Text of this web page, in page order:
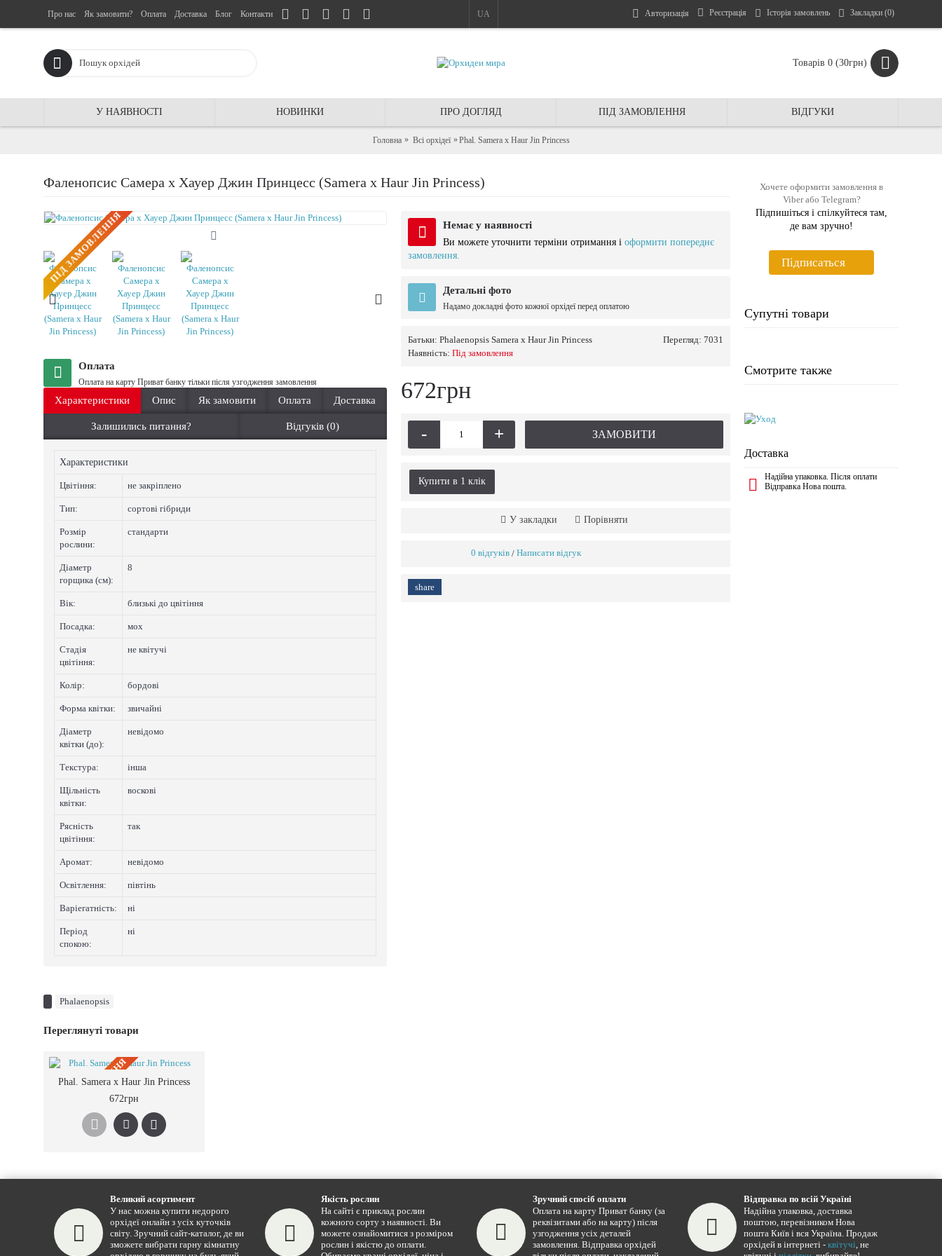
Про нас Як замовити? Оплата Доставка Блог Контакти UA Авторизація Реєстрація Історія замовлень Закладки (0)
Товарів 0 (30грн)
У НАЯВНОСТІ НОВИНКИ ПРО ДОГЛЯД ПІД ЗАМОВЛЕННЯ ВIДГУКИ
Головна Всі орхідеї Phal. Samera x Haur Jin Princess
Хочете оформити замовлення в
Viber або Telegram?
Підпишіться і спiлкуйтеся там,
де вам зручно!
Пiдписаться
Супутні товари
Смотрите также
Доставка
Надійна упаковка. Після оплати
Відправка Нова пошта.
Фаленопсис Самера x Хауер Джин Принцесс (Samera x Haur Jin Princess)
ПIД ЗАМОВЛЕННЯ
Оплата
Оплата на карту Приват банку тільки після узгодження замовлення
Характеристики Опис Як замовити Оплата Доставка
Залишились питання? Відгуків (0)
Характеристики
Цвiтiння: не закріплено
Тип: сортові гібриди
Розмір
рослини:
стандарти
Діаметр
горщика (см):
8
Вік: близькі до цвітіння
Посадка: мох
Стадія
цвітіння:
не квітучі
Колip: бордові
Форма квітки: звичайні
Діаметр
квітки (до):
невідомо
Текстура: інша
Щільність
квітки:
восковi
Рясність
цвітіння:
так
Аромат: невідомо
Освітлення: півтінь
Варіегатнicть: нi
Період
спокою:
нi
Немає у наявності
Ви можете уточнити терміни отримання і оформити попереднє
замовлення.
Детальні фото
Надамо докладні фото кожної орхідеї перед оплатою
Перегляд: 7031
Батьки: Phalaenopsis Samera x Haur Jin Princess
Наявність: Пiд замовлення
672грн
- + ЗАМОВИТИ
Купити в 1 клiк
У закладки Порівняти
0 відгуків / Написати відгук
share
Phalaenopsis
Переглянуті товари
ПIД ЗАМОВЛЕННЯ
Phal. Samera x Haur Jin Princess
672грн
Великий асортимент
У нас можна купити недорого
орхідеї онлайн з усіх куточків
світу. Зручний сайт-каталог, де ви
зможете вибрати гарну кімнатну
Якість рослин
На сайті є приклад рослин
кожного сорту з наявності. Ви
можете ознайомитися з розміром
рослин і якістю до оплати.
Зручний спосіб оплати
Оплата на карту Приват банку (за
реквізитами або на карту) після
узгодження усіх деталей
замовлення. Відправка орхідей
Відправка по всій Україні
Надійна упаковка, доставка
поштою, перевізником Нова
пошта Київ і вся Україна. Продаж
орхідей в інтернеті - квітучі, не